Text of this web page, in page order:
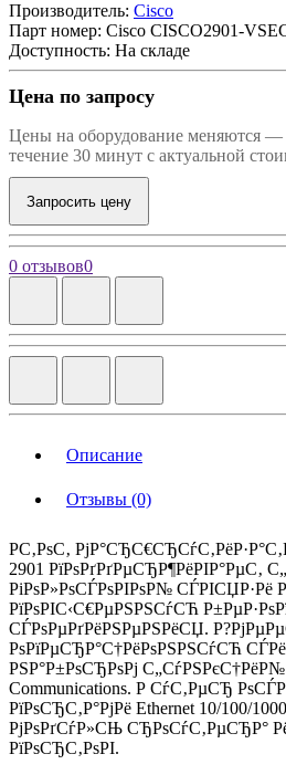
Производитель: Cisco
Парт номер: Cisco CISCO2901-
Доступность: На складе
Цена по запросу
Цены на оборудование меняются —
течение 30 минут с актуальной
Запросить цену
0 отзывов0
Описание
Отзывы (0)
Р­С‚РѕС‚
2901 РїРѕРґРґРµСЂР¶РёРІР°РµС‚
РіРѕР»РѕСЃРѕРІРѕР№ СЃРІСЏР·Рё
РїРѕРІС‹С€РµРЅРЅСѓСЋ
СЃРѕРµРґРёРЅРµРЅРёСЏ.
РѕРїРµСЂР°С†РёРѕРЅРЅСѓСЋ
РЅР°Р±РѕСЂРѕРј С„СѓРЅРєС†РёР№
Communications. Р СѓС‚РµСЂ
РїРѕСЂС‚Р°РјРё Ethernet 10/100/
РјРѕРґСѓР»СЊ СЂРѕСѓС‚РµСЂР°
РїРѕСЂС‚РѕРІ.